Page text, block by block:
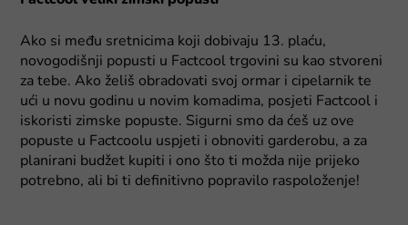
Ako si među sretnicima koji dobivaju 13. plaću,
novogodišnji popusti u Factcool trgovini su kao stvoreni
za tebe. Ako želiš obradovati svoj ormar i cipelarnik te
ući u novu godinu u novim komadima, posjeti Factcool i
iskoristi zimske popuste. Sigurni smo da ćeš uz ove
popuste u Factcoolu uspjeti i obnoviti garderobu, a za
planirani budžet kupiti i ono što ti možda nije prijeko
potrebno, ali bi ti definitivno popravilo raspoloženje!